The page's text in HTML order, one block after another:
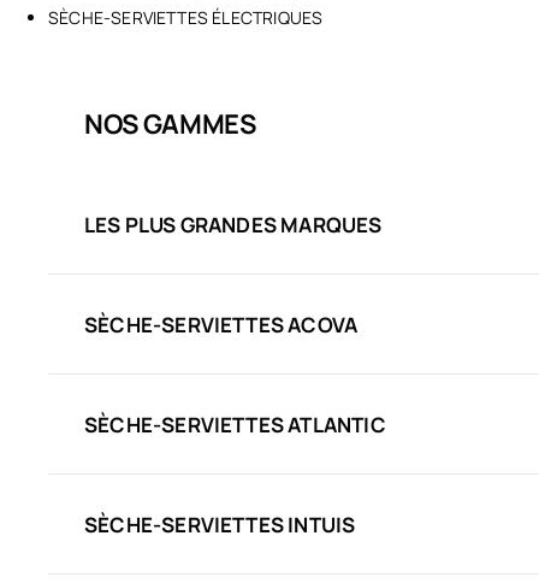
SÈCHE-SERVIETTES ÉLECTRIQUES
NOS GAMMES
LES PLUS GRANDES MARQUES
SÈCHE-SERVIETTES ACOVA
SÈCHE-SERVIETTES ATLANTIC
SÈCHE-SERVIETTES INTUIS